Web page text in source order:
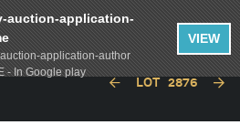
LOT 2876
auction-application-
application-author
- In Google play
VIEW